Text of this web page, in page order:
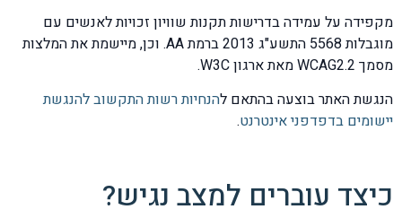
מקפידה על עמידה בדרישות תקנות שוויון זכויות לאנשים עם
מוגבלות 5568 התשע"ג 2013 ברמת AA. וכן, מיישמת את המלצות
מסמך WCAG2.2 מאת ארגון W3C.
הנגשת האתר בוצעה בהתאם להנחיותרשותהתקשובלהנגשת
יישומים בדפדפניאינטרנט.
כיצד עוברים למצב נגיש?